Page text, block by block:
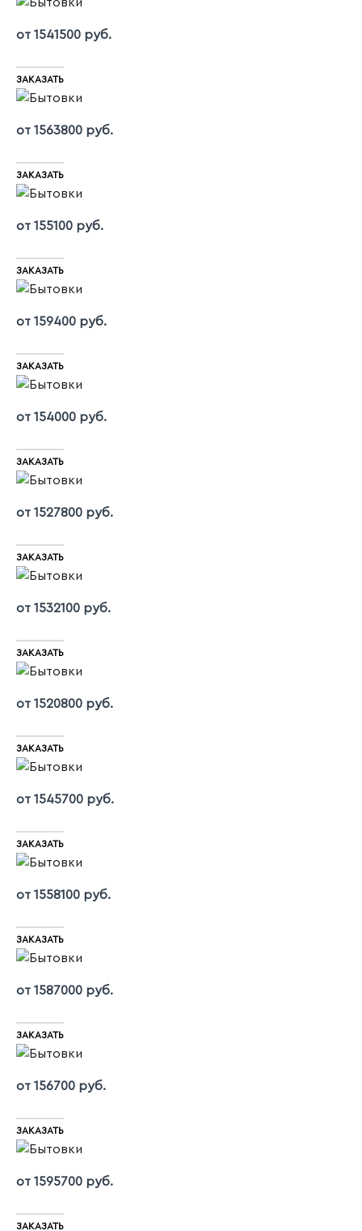
от 1541500 руб.
ЗАКАЗАТЬ
от 1563800 руб.
ЗАКАЗАТЬ
от 155100 руб.
ЗАКАЗАТЬ
от 159400 руб.
ЗАКАЗАТЬ
от 154000 руб.
ЗАКАЗАТЬ
от 1527800 руб.
ЗАКАЗАТЬ
от 1532100 руб.
ЗАКАЗАТЬ
от 1520800 руб.
ЗАКАЗАТЬ
от 1545700 руб.
ЗАКАЗАТЬ
от 1558100 руб.
ЗАКАЗАТЬ
от 1587000 руб.
ЗАКАЗАТЬ
от 156700 руб.
ЗАКАЗАТЬ
от 1595700 руб.
ЗАКАЗАТЬ